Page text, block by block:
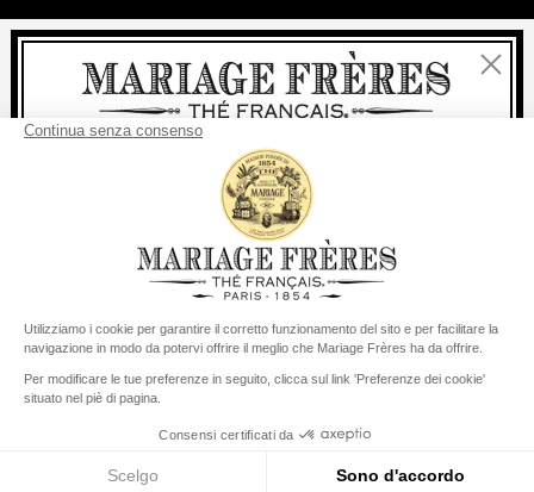
Conto
Chiudi
Benvenuti
Per ogni acquisto, laconsegna
da 60 € in Francia Metropolitana
per il resto del mondo
Il suo paese di consegna è definito suStati Uniti
Cambiare il paese/la regione